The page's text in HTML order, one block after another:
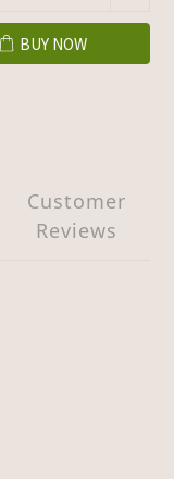
BUY NOW
Customer
Reviews